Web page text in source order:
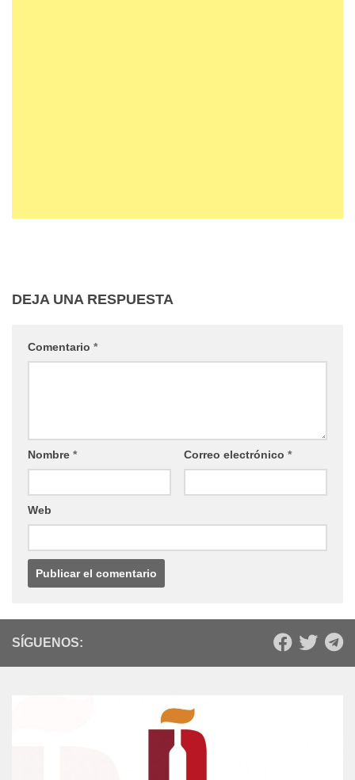
DEJA UNA RESPUESTA
Comentario *
Nombre * Correo electrónico *
Web
SÍGUENOS: